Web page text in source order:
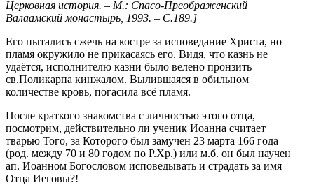
Церковная история. – М.: Спасо-Преображенский
Валаамский монастырь, 1993. – С.189.]
Его пытались сжечь на костре за исповедание Христа, но
пламя окружило не прикасаясь его. Видя, что казнь не
удаётся, исполнителю казни было велено пронзить
св.Поликарпа кинжалом. Вылившаяся в обильном
количестве кровь, погасила всё пламя.
После краткого знакомства с личностью этого отца,
посмотрим, действительно ли ученик Иоанна считает
тварью Того, за Которого был замучен 23 марта 166 года
(род. между 70 и 80 годом по Р.Хр.) или м.б. он был научен
ап. Иоанном Богословом исповедывать и страдать за имя
Отца Иеговы?!